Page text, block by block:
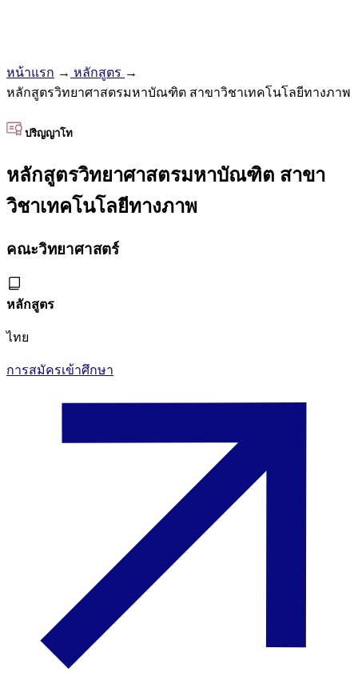
หน้าแรก → หลักสูตร →
หลักสูตรวิทยาศาสตรมหาบัณฑิต สาขาวิชาเทคโนโลยีทางภาพ
ปริญญาโท
หลักสูตรวิทยาศาสตรมหาบัณฑิต สาขา
วิชาเทคโนโลยีทางภาพ
คณะวิทยาศาสตร์
หลักสูตร
ไทย
การสมัครเข้าศึกษา